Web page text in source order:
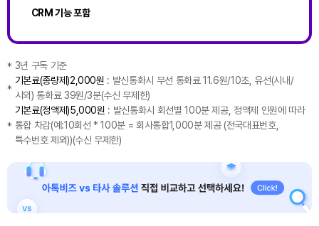
CRM 기능 포함
* 3년 구독 기준
*
기본료(종량제)2,000원 : 발신통화시 무선 통화료 11.6원/10초, 유선(시내/
시외) 통화료 39원/3분(수신 무제한)
*
기본료(정액제)5,000원 : 발신통화시 회선별 100분 제공, 정액제 인원에 따라
통합 차감(예:10회선 * 100분 = 회사통합1,000분 제공 (전국대표번호,
특수번호 제외))(수신 무제한)